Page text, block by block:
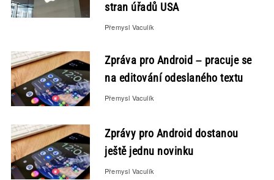
stran úřadů USA
Přemysl Vaculík
Zpráva pro Android – pracuje se
na editování odeslaného textu
Přemysl Vaculík
Zprávy pro Android dostanou
ještě jednu novinku
Přemysl Vaculík